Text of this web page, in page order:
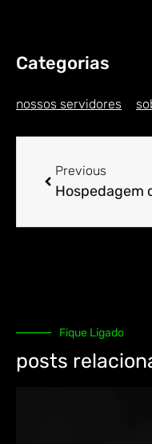
Categorias
nossos servidores
Previous
Fique Ligado
posts